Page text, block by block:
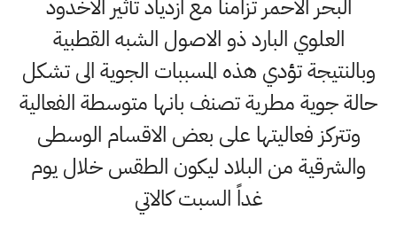
البحر الاحمر تزامناً مع ازدياد تأثير الاخدود
العلوي البارد ذو الاصول الشبه القطبية
وبالنتيجة تؤدي هذه المسببات الجوية الى تشكل
حالة جوية مطرية تصنف بانها متوسطة الفعالية
وتتركز فعاليتها على بعض الاقسام الوسطى
والشرقية من البلاد ليكون الطقس خلال يوم
غداً السبت كالاتي